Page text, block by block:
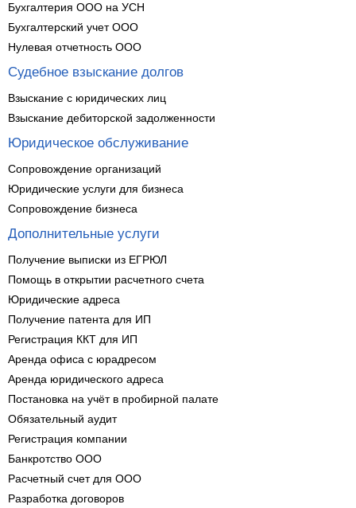
Бухгалтерия ООО на УСН
Бухгалтерский учет ООО
Нулевая отчетность ООО
Судебное взыскание долгов
Взыскание с юридических лиц
Взыскание дебиторской задолженности
Юридическое обслуживание
Сопровождение организаций
Юридические услуги для бизнеса
Сопровождение бизнеса
Дополнительные услуги
Получение выписки из ЕГРЮЛ
Помощь в открытии расчетного счета
Юридические адреса
Получение патента для ИП
Регистрация ККТ для ИП
Аренда офиса с юрадресом
Аренда юридического адреса
Постановка на учёт в пробирной палате
Обязательный аудит
Регистрация компании
Банкротство ООО
Расчетный счет для ООО
Разработка договоров